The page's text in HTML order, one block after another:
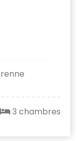
3 chambres